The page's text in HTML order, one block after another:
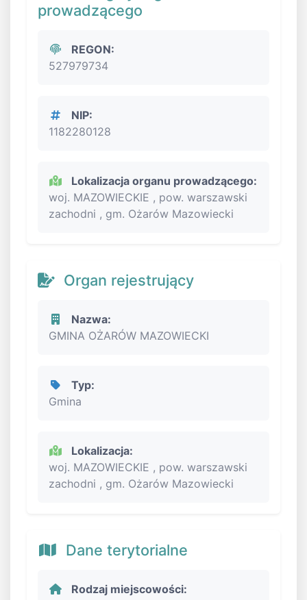
prowadzącego
REGON:
527979734
NIP:
1182280128
Lokalizacja organu prowadzącego:
woj. MAZOWIECKIE , pow. warszawski
zachodni , gm. Ożarów Mazowiecki
Organ rejestrujący
Nazwa:
GMINA OŻARÓW MAZOWIECKI
Typ:
Gmina
Lokalizacja:
woj. MAZOWIECKIE , pow. warszawski
zachodni , gm. Ożarów Mazowiecki
Dane terytorialne
Rodzaj miejscowości: